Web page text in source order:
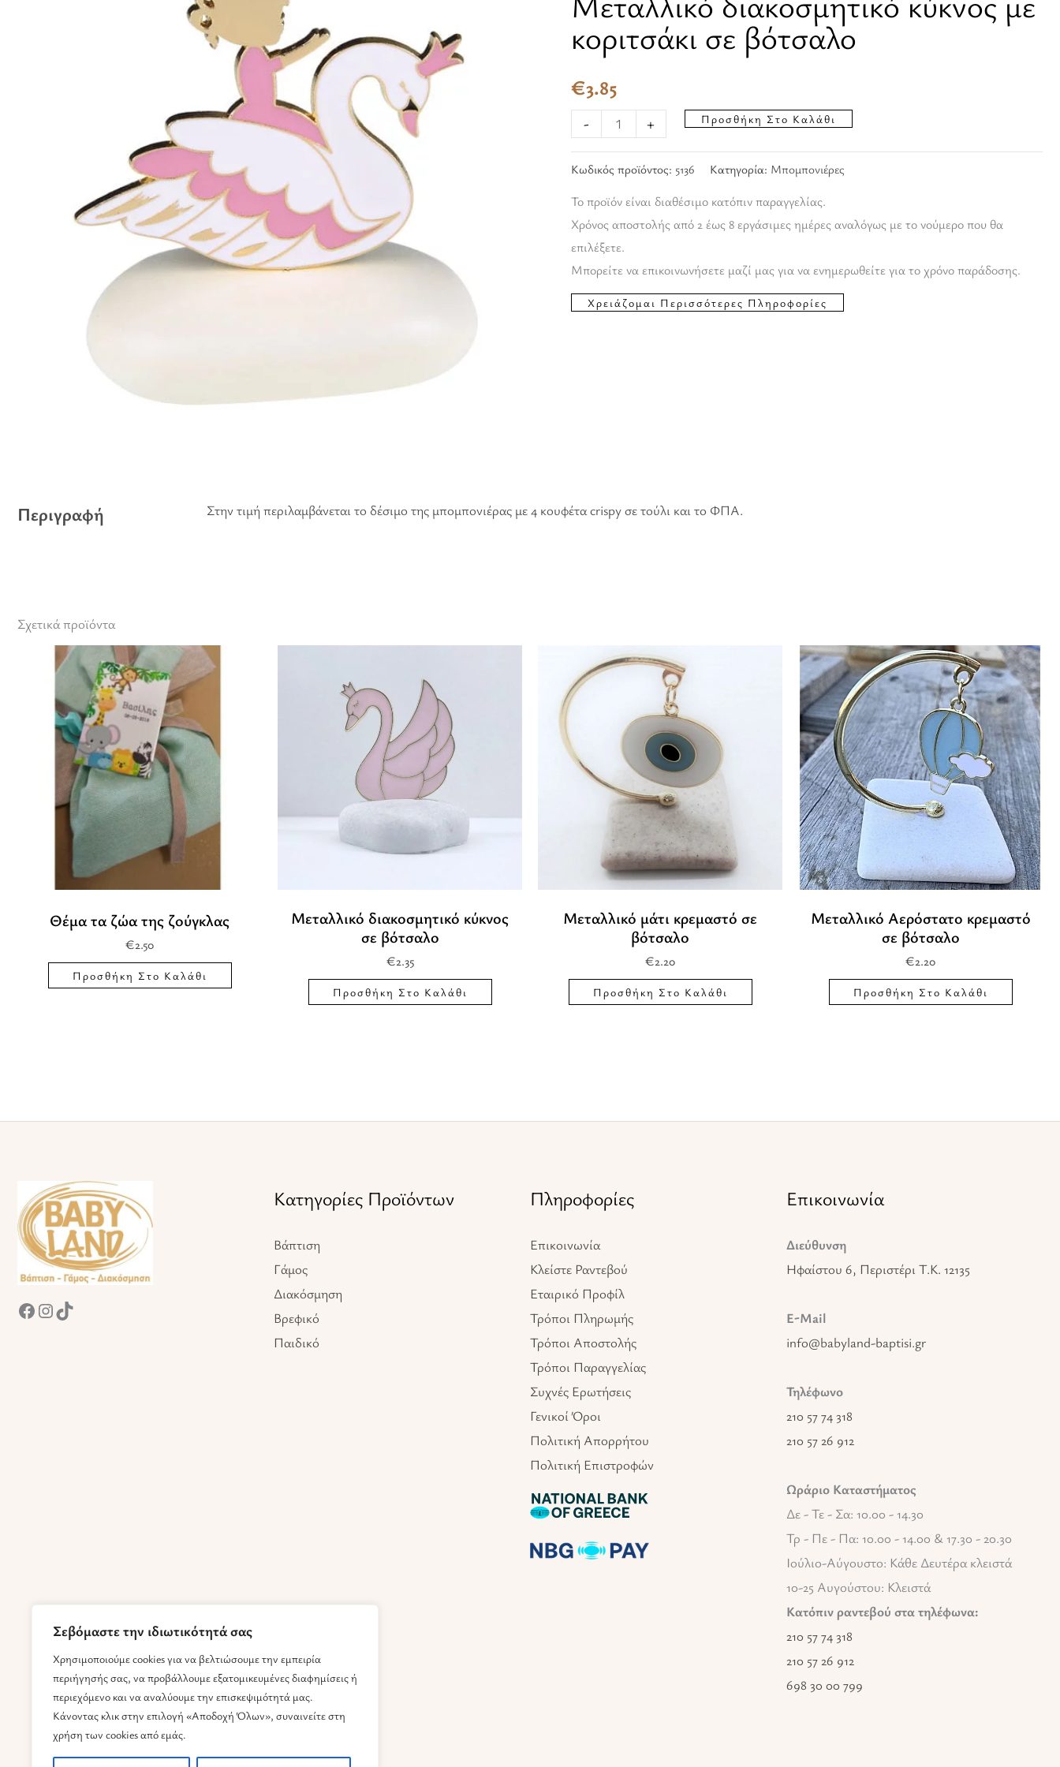
Σεβόμαστε την ιδιωτικότητά σας
Χρησιμοποιούμε cookies για να βελτιώσουμε την εμπειρία
περιήγησής σας, να προβάλλουμε εξατομικευμένες διαφημίσεις ή
περιεχόμενο και να αναλύουμε την επισκεψιμότητά μας.
Κάνοντας κλικ στην επιλογή «Αποδοχή Όλων», συναινείτε στη
χρήση των cookies από εμάς.
κοριτσάκι σε βότσαλο
€3.85
-
με
κοριτσάκι
βότσαλο
ποσότητα
+ Προσθήκη Στο Καλάθι
Κωδικός προϊόντος: 5136 Κατηγορία: Μπομπονιέρες
Το προϊόν είναι διαθέσιμο κατόπιν παραγγελίας.
Χρόνος αποστολής από 2 έως 8 εργάσιμες ημέρες αναλόγως με το νούμερο που θα
επιλέξετε.
Μπορείτε να επικοινωνήσετε μαζί μας για να ενημερωθείτε για το χρόνο παράδοσης.
Περιγραφή Στην τιμή περιλαμβάνεται το δέσιμο της μπομπονιέρας με 4 κουφέτα crispy σε τούλι και το ΦΠΑ.
Σχετικά προϊόντα
Θέμα τα ζώα της ζούγκλας
€2.50
Προσθήκη Στο Καλάθι
Μεταλλικό διακοσμητικό κύκνος
σε βότσαλο
€2.35
Προσθήκη Στο Καλάθι
Μεταλλικό μάτι κρεμαστό σε
βότσαλο
€2.20
Προσθήκη Στο Καλάθι
Μεταλλικό Αερόστατο κρεμαστό
σε βότσαλο
€2.20
Προσθήκη Στο Καλάθι
Facebook
Instagram
TikTok
Κατηγορίες Προϊόντων
Βάπτιση
Γάμος
Διακόσμηση
Βρεφικό
Παιδικό
Πληροφορίες
Επικοινωνία
Κλείστε Ραντεβού
Εταιρικό Προφίλ
Τρόποι Πληρωμής
Τρόποι Αποστολής
Τρόποι Παραγγελίας
Συχνές Ερωτήσεις
Γενικοί Όροι
Πολιτική Απορρήτου
Πολιτική Επιστροφών
Επικοινωνία
Διεύθυνση
Ηφαίστου 6, Περιστέρι T.K. 12135
E-Mail
info@babyland-baptisi.gr
Τηλέφωνο
210 57 74 318
210 57 26 912
Ωράριο Καταστήματος
Δε - Τε - Σα: 10.00 - 14.30
Τρ - Πε - Πα: 10.00 - 14.00 & 17.30 - 20.30
Ιούλιο-Αύγουστο: Κάθε Δευτέρα κλειστά
10-25 Αυγούστου: Κλειστά
Κατόπιν ραντεβού στα τηλέφωνα:
210 57 74 318
210 57 26 912
698 30 00 799